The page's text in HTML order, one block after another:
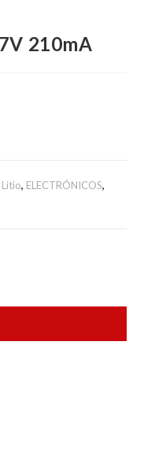
210mA
Litio, ELECTRÓNICOS,